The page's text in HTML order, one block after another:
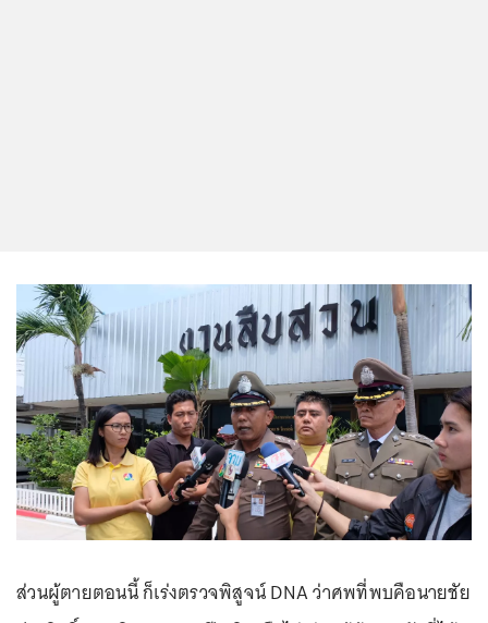
ส่วนผู้ตายตอนนี้ ก็เร่งตรวจพิสูจน์ DNA ว่าศพที่พบคือนายชัย